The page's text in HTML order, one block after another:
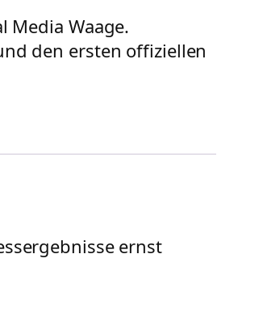
Media Waage.
den ersten offiziellen
ernst